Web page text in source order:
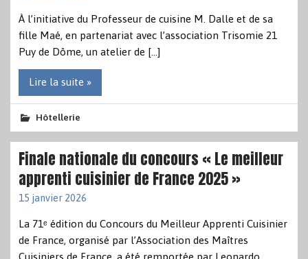
À l’initiative du Professeur de cuisine M. Dalle et de sa
fille Maé, en partenariat avec l’association Trisomie 21
Puy de Dôme, un atelier de […]
Lire la suite »
Hôtellerie
Finale nationale du concours « Le meilleur
apprenti cuisinier de France 2025 »
15 janvier 2026
La 71ᵉ édition du Concours du Meilleur Apprenti Cuisinier
de France, organisé par l’Association des Maîtres
Cuisiniers de France, a été remportée par Leonardo